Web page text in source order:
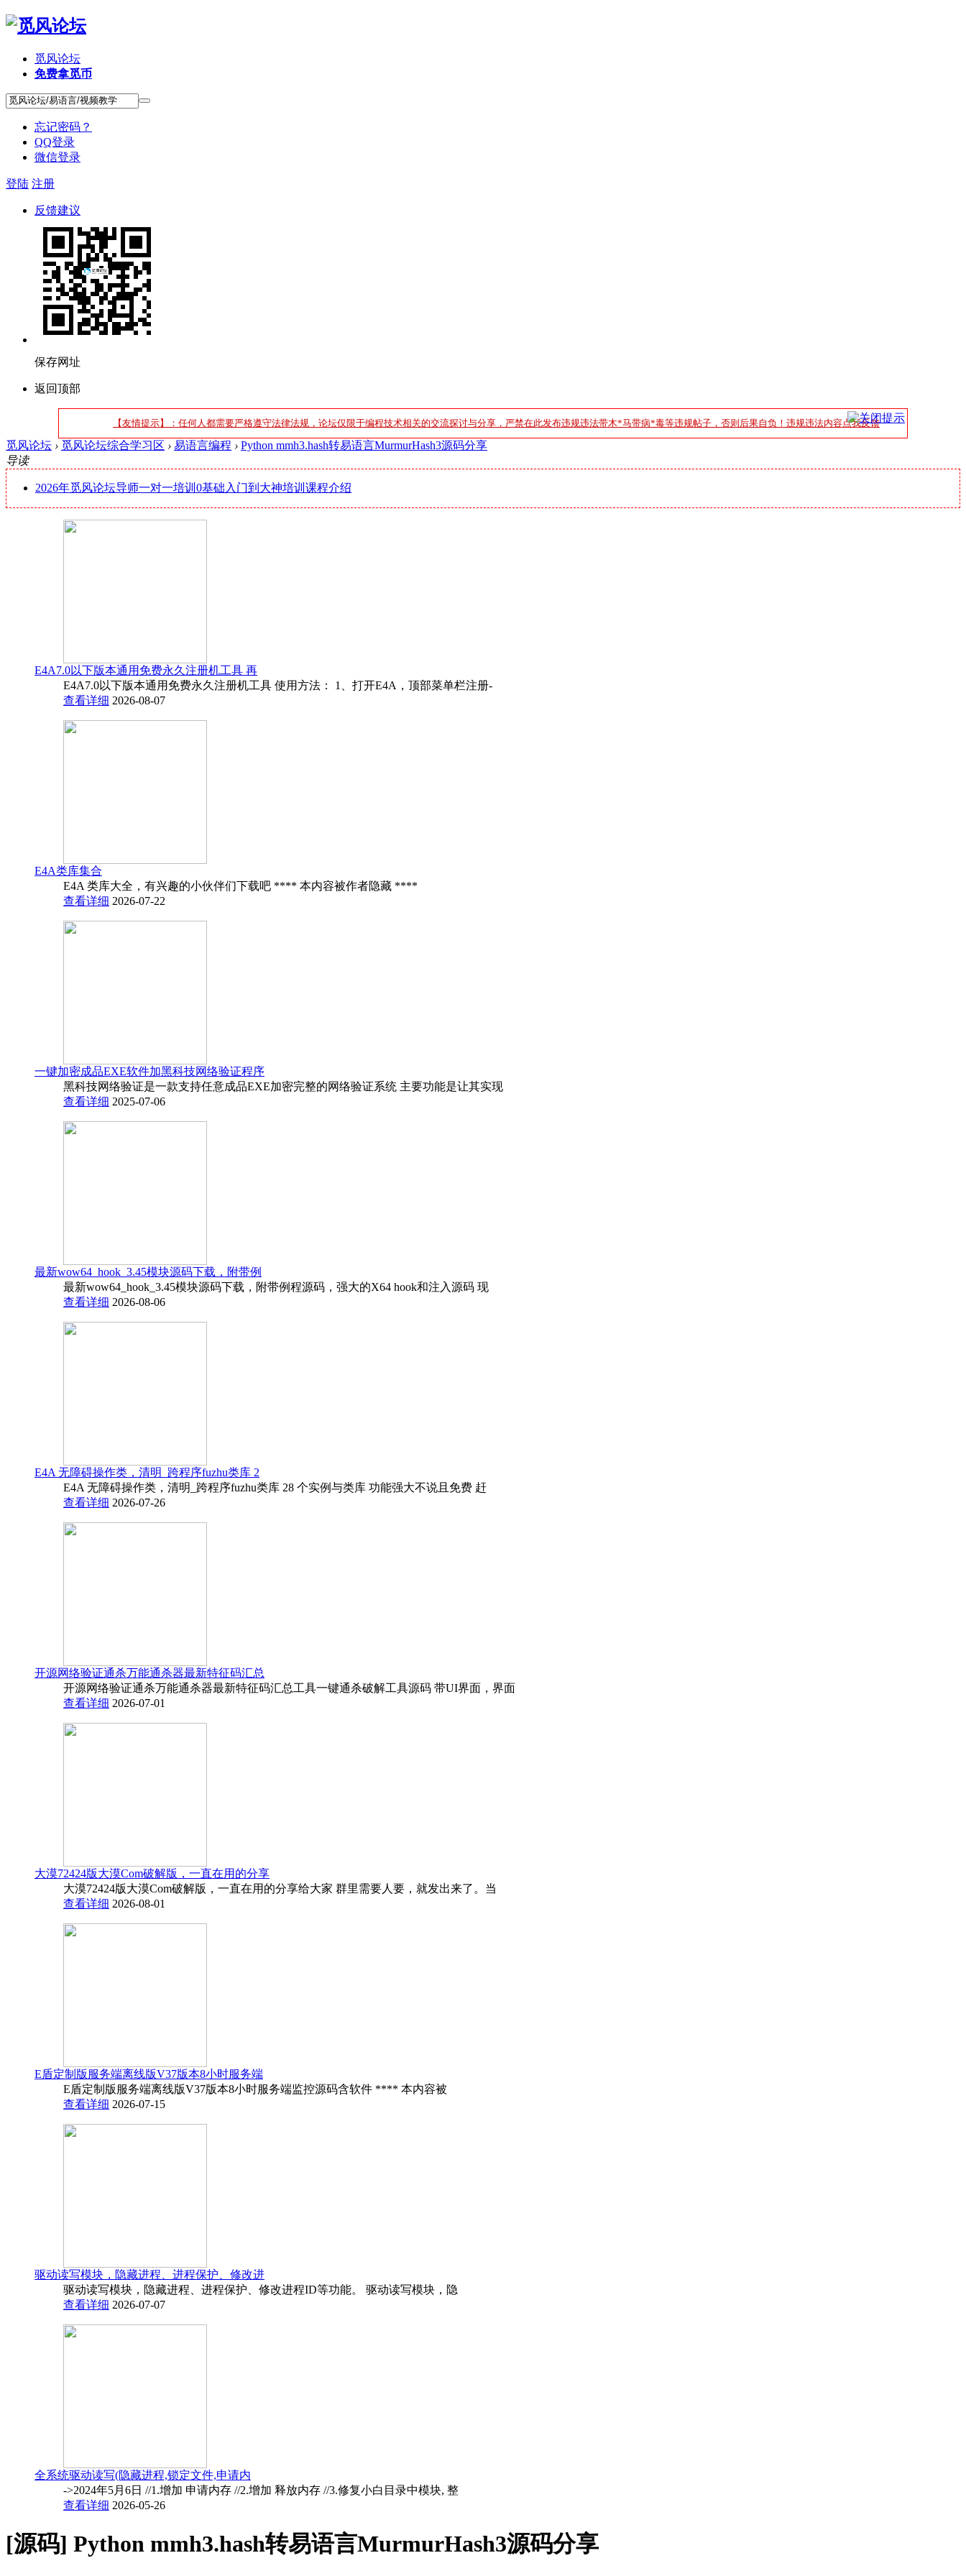
觅风论坛
免费拿觅币
忘记密码？
QQ登录
微信登录
登陆 注册
反馈建议
保存网址
返回顶部
【友情提示】：任何人都需要严格遵守法律法规，论坛仅限于编程技术相关的交流探讨与分享，严禁在此发布违规违法带木*马带病*毒等违规帖子，否则后果自负！违规违法内容点我反馈
觅风论坛 › 觅风论坛综合学习区 › 易语言编程 › Python mmh3.hash转易语言MurmurHash3源码分享
导读
2026年觅风论坛导师一对一培训0基础入门到大神培训课程介绍
E4A7.0以下版本通用免费永久注册机工具 再
E4A7.0以下版本通用免费永久注册机工具 使用方法： 1、打开E4A，顶部菜单栏注册-
查看详细 2026-08-07
E4A类库集合
E4A 类库大全，有兴趣的小伙伴们下载吧 **** 本内容被作者隐藏 ****
查看详细 2026-07-22
一键加密成品EXE软件加黑科技网络验证程序
黑科技网络验证是一款支持任意成品EXE加密完整的网络验证系统 主要功能是让其实现
查看详细 2025-07-06
最新wow64_hook_3.45模块源码下载，附带例
最新wow64_hook_3.45模块源码下载，附带例程源码，强大的X64 hook和注入源码 现
查看详细 2026-08-06
E4A 无障碍操作类，清明_跨程序fuzhu类库 2
E4A 无障碍操作类，清明_跨程序fuzhu类库 28 个实例与类库 功能强大不说且免费 赶
查看详细 2026-07-26
开源网络验证通杀万能通杀器最新特征码汇总
开源网络验证通杀万能通杀器最新特征码汇总工具一键通杀破解工具源码 带UI界面，界面
查看详细 2026-07-01
大漠72424版大漠Com破解版，一直在用的分享
大漠72424版大漠Com破解版，一直在用的分享给大家 群里需要人要，就发出来了。当
查看详细 2026-08-01
E盾定制版服务端离线版V37版本8小时服务端
E盾定制版服务端离线版V37版本8小时服务端监控源码含软件 **** 本内容被
查看详细 2026-07-15
驱动读写模块，隐藏进程、进程保护、修改进
驱动读写模块，隐藏进程、进程保护、修改进程ID等功能。 驱动读写模块，隐
查看详细 2026-07-07
全系统驱动读写(隐藏进程,锁定文件,申请内
->2024年5月6日 //1.增加 申请内存 //2.增加 释放内存 //3.修复小白目录中模块, 整
查看详细 2026-05-26
[源码] Python mmh3.hash转易语言MurmurHash3源码分享